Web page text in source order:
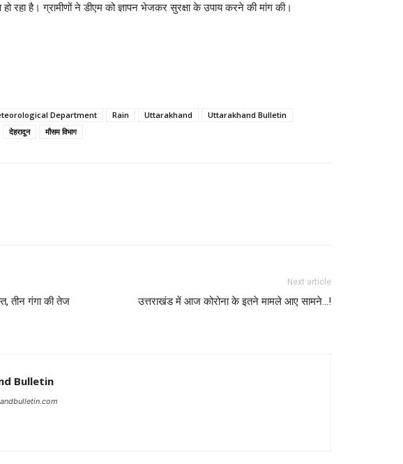
रहा है। ग्रामीणों ने डीएम को ज्ञापन भेजकर सुरक्षा के उपाय करने की मांग की।
Department Rain Uttarakhand
Uttarakhand Bulletin
देहरादून मौसम विभाग
तीन गंगा की तेज
Next article
उत्तराखंड में आज कोरोना के इतने मामले आए सामने…!
Bulletin